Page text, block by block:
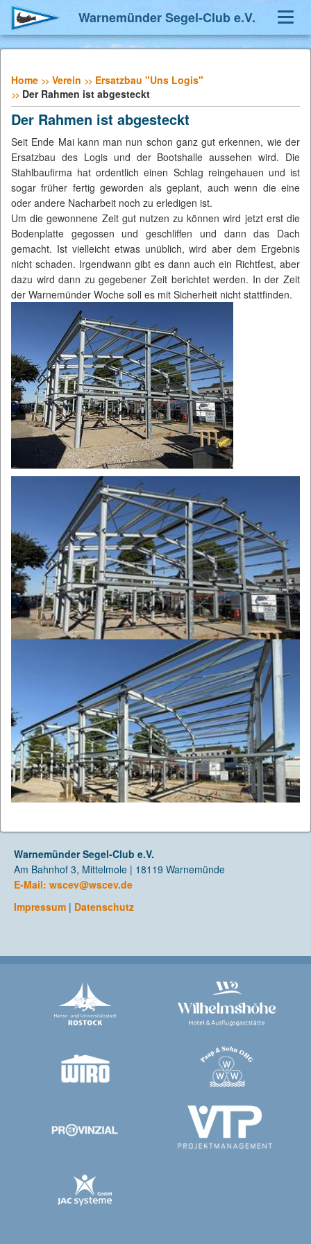
Warnemünder Segel-Club e.V.
Home Verein
Ersatzbau "Uns Logis"
Der Rahmen ist abgesteckt
Der Rahmen ist abgesteckt
Seit Ende Mai kann man nun schon ganz gut erkennen, wie der
Ersatzbau des Logis und der Bootshalle aussehen wird. Die
Stahlbaufirma hat ordentlich einen Schlag reingehauen und ist
sogar früher fertig geworden als geplant, auch wenn die eine
oder andere Nacharbeit noch zu erledigen ist.
Um die gewonnene Zeit gut nutzen zu können wird jetzt erst die
Bodenplatte gegossen und geschliffen und dann das Dach
gemacht. Ist vielleicht etwas unüblich, wird aber dem Ergebnis
nicht schaden. Irgendwann gibt es dann auch ein Richtfest, aber
dazu wird dann zu gegebener Zeit berichtet werden. In der Zeit
der Warnemünder Woche soll es mit Sicherheit nicht stattfinden.
Warnemünder Segel-Club e.V.
Am Bahnhof 3, Mittelmole | 18119 Warnemünde
E-Mail: wscev@wscev.de
Impressum | Datenschutz